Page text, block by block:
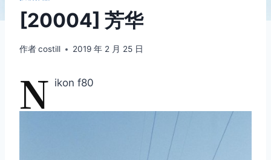
[20004] 芳华
作者costill 2019 年 2 月 25 日
N ikon f80